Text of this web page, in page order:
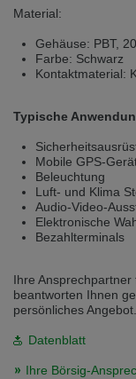
Material:
Gehäuse: PBT,
Farbe: Schwarz
Kontaktmaterial:
Typische
Mobile GPS-
Beleuchtung
Luft- und Klima
Audio-Video-
Elektronische
Bezahlterminals
Ihre
beantworten Ihnen
persönliches Angebot.
Datenblatt
Ihre Börsig-